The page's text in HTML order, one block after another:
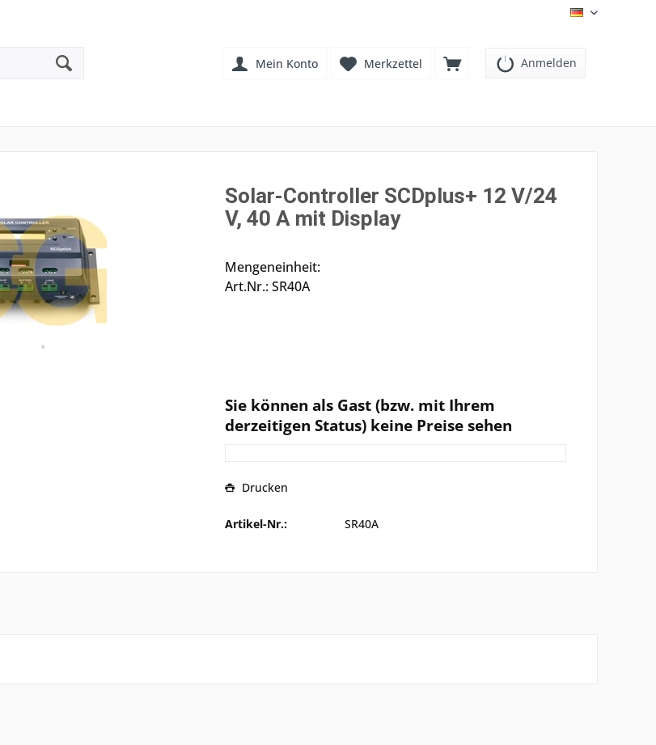
DE
Anmelden
Merkzettel
Mein Konto
Solar-Controller SCDplus+ 12 V/24
V, 40 A mit Display
Mengeneinheit:
Art.Nr.: SR40A
Sie können als Gast (bzw. mit Ihrem
derzeitigen Status) keine Preise sehen
Drucken
Artikel-Nr.: SR40A